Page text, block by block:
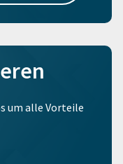
um alle Vorteile